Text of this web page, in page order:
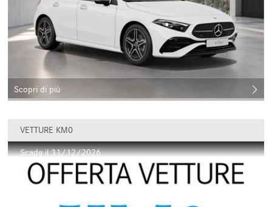
Scopri di più
VETTURE KM0
Scade il 31/12/2026